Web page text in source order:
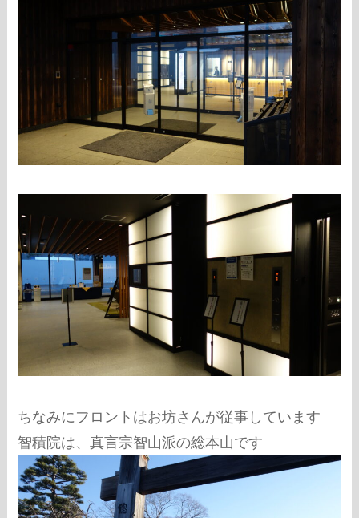
ちなみにフロントはお坊さんが従事しています
智積院は、真言宗智山派の総本山です